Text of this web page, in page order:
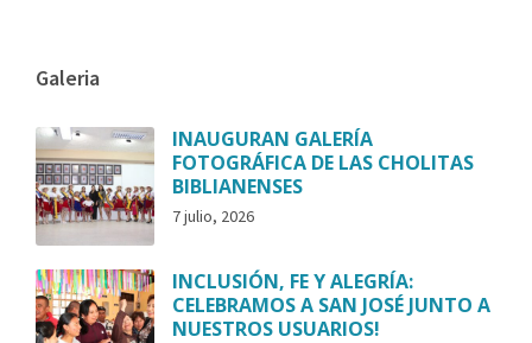
Galeria
INAUGURAN GALERÍA
FOTOGRÁFICA DE LAS CHOLITAS
BIBLIANENSES
7 julio, 2026
INCLUSIÓN, FE Y ALEGRÍA:
CELEBRAMOS A SAN JOSÉ JUNTO A
NUESTROS USUARIOS!